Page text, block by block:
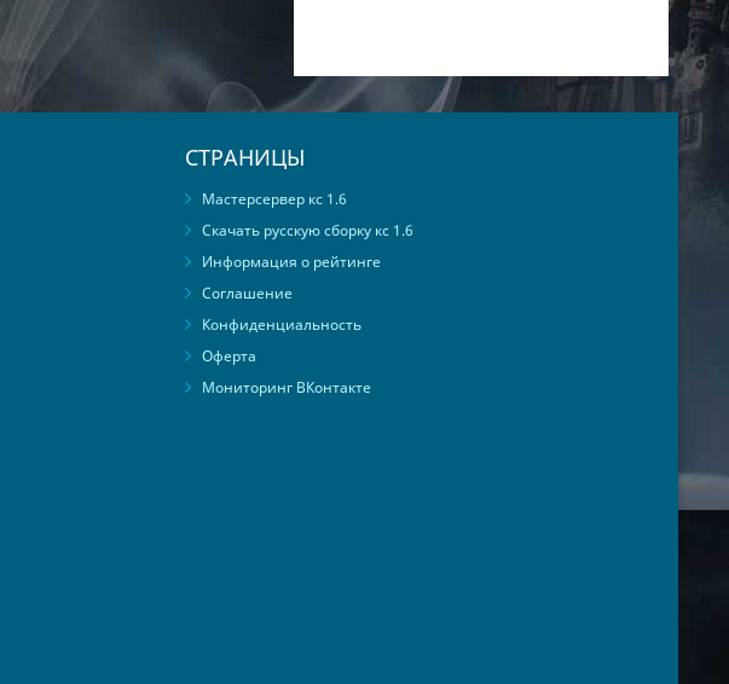
СТРАНИЦЫ
Мастерсервер кс 1.6
Скачать русскую сборку кс 1.6
Информация о рейтинге
Соглашение
Конфиденциальность
Оферта
Мониторинг ВКонтакте